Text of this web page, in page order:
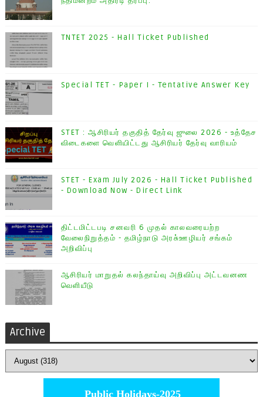
TNTET 2025 - Hall Ticket Published
Special TET - Paper I - Tentative Answer Key
STET : ஆசிரியர் தகுதித் தேர்வு ஜுலை 2026 - உத்தேச
விடைகளை வெளியிட்டது ஆசிரியர் தேர்வு வாரியம்
STET - Exam July 2026 - Hall Ticket Published
- Download Now - Direct Link
திட்டமிட்டபடி சனவரி 6 முதல் காலவரையற்ற
வேலைநிறுத்தம் - தமிழ்நாடு அரசு்ஊழியர் சங்கம்
அறிவிப்பு
ஆசிரியர் மாறுதல் கலந்தாய்வு அறிவிப்பு அட்டவனண
வெளியீடு
Archive
Public Holidays-2025